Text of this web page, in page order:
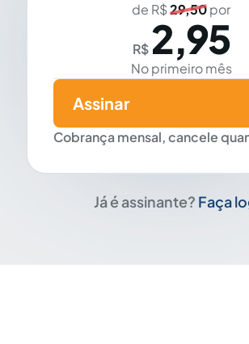
de R$29,50por
R$ 2,95
No primeiro mês
Cobrança mensal, cancele
Assinar
Já é assinante? Faça